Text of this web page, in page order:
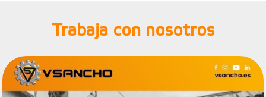
Trabaja con nosotros